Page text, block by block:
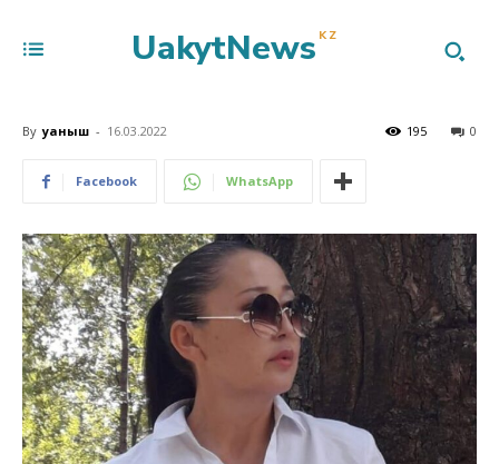
UakytNews KZ
By Қуаныш - 16.03.2022 0
195
Facebook WhatsApp